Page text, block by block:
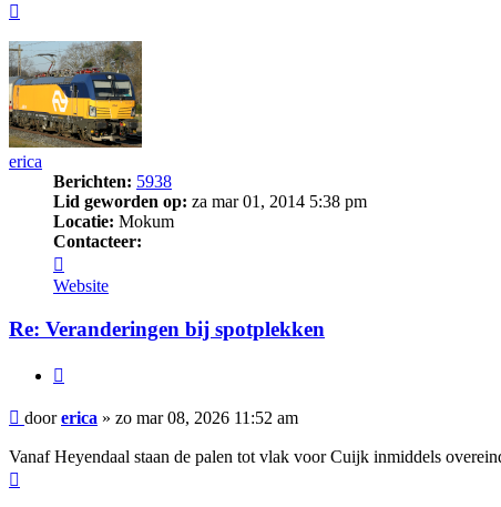
erica
Berichten: 5938
Lid geworden op: za mar 01, 2014 5:38 pm
Locatie: Mokum
Contacteer:
erica
Website
Re: Veranderingen bij spotplekken
Bericht
doorerica » zo mar 08, 2026 11:52 am
Vanaf Heyendaal staan de palen tot vlak voor Cuijk inmiddels